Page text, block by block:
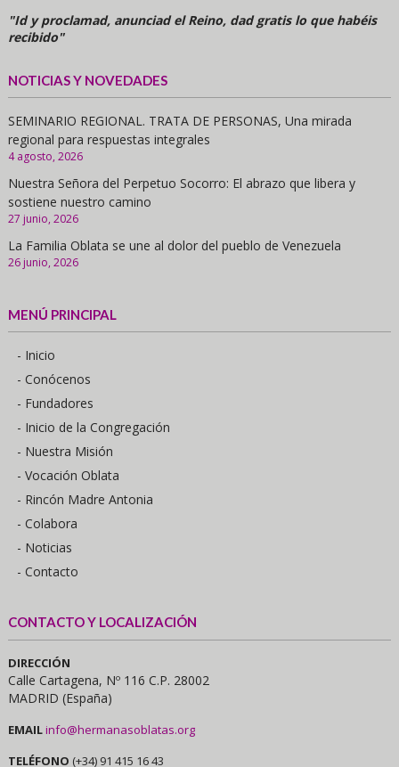
"Id y proclamad, anunciad el Reino, dad gratis lo que habéis
recibido"
NOTICIAS Y NOVEDADES
SEMINARIO REGIONAL. TRATA DE PERSONAS, Una mirada
regional para respuestas integrales
4 agosto, 2026
Nuestra Señora del Perpetuo Socorro: El abrazo que libera y
sostiene nuestro camino
27 junio, 2026
La Familia Oblata se une al dolor del pueblo de Venezuela
26 junio, 2026
MENÚ PRINCIPAL
- Inicio
- Conócenos
- Fundadores
- Inicio de la Congregación
- Nuestra Misión
- Vocación Oblata
- Rincón Madre Antonia
- Colabora
- Noticias
- Contacto
CONTACTO Y LOCALIZACIÓN
DIRECCIÓN
Calle Cartagena, Nº 116 C.P. 28002
MADRID (España)
EMAILinfo@hermanasoblatas.org
TELÉFONO (+34) 91 415 16 43